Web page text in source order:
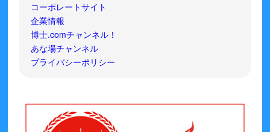
コーポレートサイト
企業情報
博士.comチャンネル！
あな場チャンネル
プライバシーポリシー